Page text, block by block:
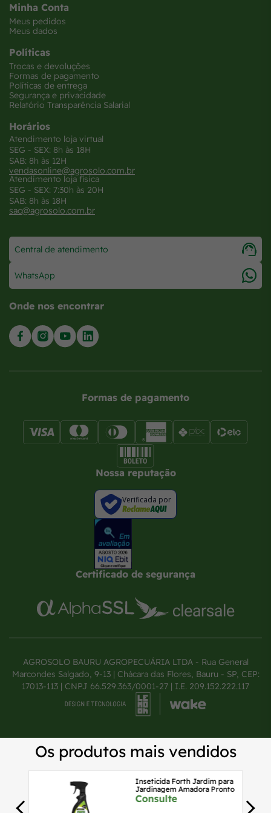
Minha Conta
Meus pedidos
Meus dados
Políticas
Trocas e devoluções
Formas de pagamento
Políticas de entrega
Segurança e privacidade
Relatório Transparência Salarial
Horários
Atendimento loja virtual
SEG - SEX: 8h às 18H
SAB: 8h às 12H
vendasonline@agrosolo.com.br
Atendimento loja física
SEG - SEX: 7:30h às 20H
SAB: 8h às 18H
sac@agrosolo.com.br
Central de atendimento
WhatsApp
Onde nos encontrar
Formas de pagamento
Nossa reputação
Verificada por
Certificado de segurança
AGROSOLO BAURU AGROPECUÁRIA LTDA - Rua General
Marcondes Salgado, 9-13 | Chácara das Flores, Bauru - SP, CEP:
17013-113 | CNPJ 66.529.363/0001-27 | I.E. 209.152.222.117